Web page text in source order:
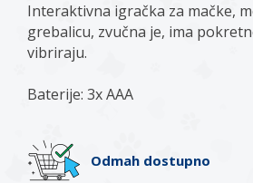
Interaktivna igračka za mačke,
grebalicu, zvučna je, ima
vibriraju.
Baterije: 3x AAA
Odmah dostupno